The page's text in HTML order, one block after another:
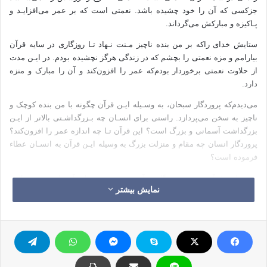
جزکسی ‌که آن را خود چشیده باشد. نعمتی است ‌که بر عمر می‌افزایـد و
پـاکیزه و مبارکش می‌گرداند.
ستایش خدای راکه بر من بنده ناچیز مـنت نـهاد تـا روزگاری در سایه قرآن
بيارامم و مزه نعمتی را بچشم که در زندگی هرگز نچشیده بودم. در ایـن مدت
از حلاوت نعمتی برخوردار بودم‌که عمر را افزون‌کند و آن را مبارک و منزه
دارد.
می‌دیدم‌که پروردگار سبحان‌، به وسـیله ایـن قرآن چگونه با من بنده‌ کوچک و
ناچیز به سخن می‌پردازد. راستی برای انسـان چه بـزرگداشـتی بالاتر از ایـن
بزرگداشت آسمانی و بزرگ است‌؟ این قرآن تـا چه اندازه عمر را افزون‌کند؟
پروردگار انسان چه مقام و منزلت بزرگ به وسیله ایـن قرآن به انسـان عطاء
فرموده است‌؟
در سایه قرآن‌، مدت روزگاری آرمیده بودم و از آن اوج به جهالتی
می‌نگریستم‌که در پـهنه زمـین موج می‌زد. می‌دیدم‌که ساکنان آن به چه
چیزهای بی‌ارزش و نـاچیزی عشق می‌ورزند و در راه آن بکوشش می‌پردازند.
اندیشه واهی و تلاشهای پوچ‌کودکان می‌مانست‌. چون مرد بزرگسالی بودم که
به کارهای بیهوده اطفال بنگرد و تکاپوی ایشان را زیر نظر داشته باشد و
به‌گفتارگنگ آنان‌که تازه زبان گرفته‌انـد و حروف را عوضی ادا می‌نمایندگوش
نمایش بیشتر